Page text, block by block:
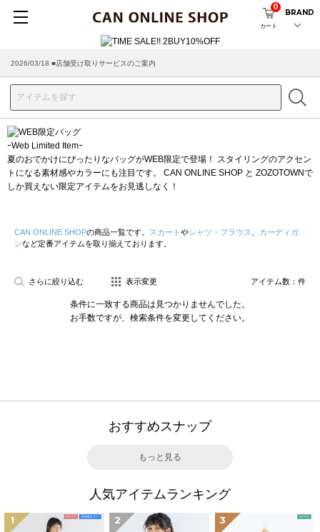
カート
0
BRAND
2026/03/18 ■店舗受け取りサービスのご案内
ｰWeb Limited Itemｰ
夏のおでかけにぴったりなバッグがWEB限定で登場！ スタイリングのアクセン
トになる素材感やカラーにも注目です。 CAN ONLINE SHOP と ZOZOTOWNで
しか買えない限定アイテムをお見逃しなく！
CAN ONLINE SHOPの商品一覧です。 スカート やシャツ・ブラウス
カーディガ
ンなど定番アイテムを取り揃えております。
さらに絞り込む 表示変更 アイテム数： 件
条件に一致する商品は見つかりませんでした。
お手数ですが、検索条件を変更してください。
おすすめスナップ
もっと見る
人気アイテムランキング
1 2 3